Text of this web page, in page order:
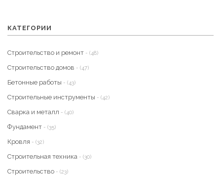
КАТЕГОРИИ
Строительство и ремонт - (48)
Строительство домов - (47)
Бетонные работы - (43)
Строительные инструменты - (42)
Сварка и металл - (40)
Фундамент - (35)
Кровля - (32)
Строительная техника - (30)
Строительство - (23)